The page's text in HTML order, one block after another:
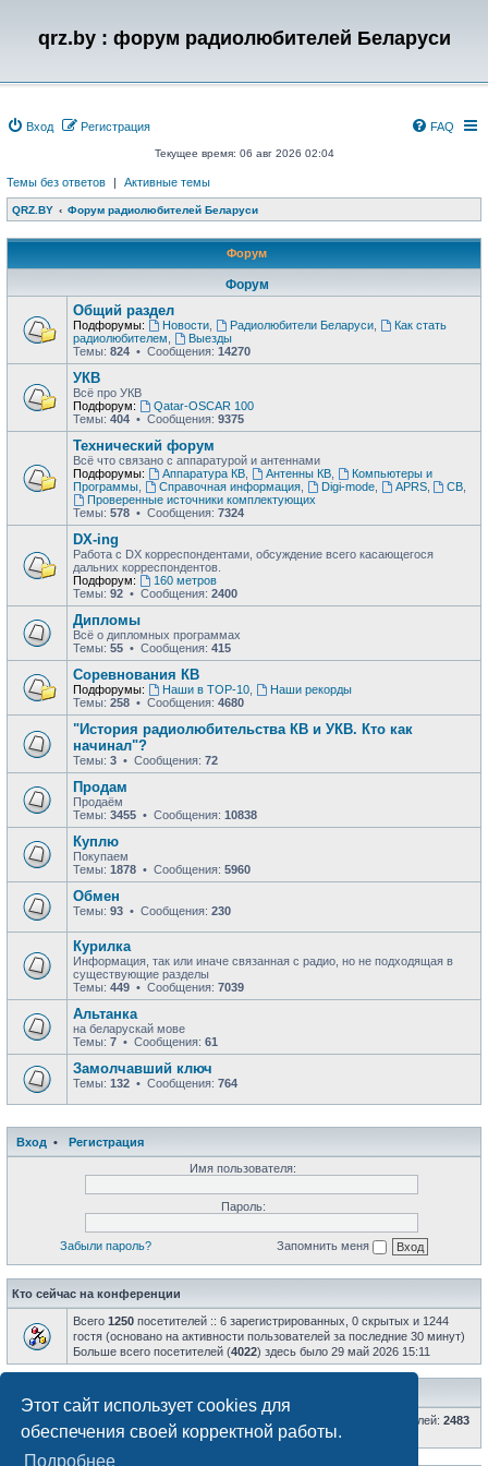
Этот сайт использует cookies для
обеспечения своей корректной работы.
Подробнее
qrz.by : форум радиолюбителей Беларуси
Вход Регистрация FAQ
Текущее время: 06 авг 2026 02:04
Темы без ответов | Активные темы
QRZ.BY Форум радиолюбителей Беларуси
Форум
Форум
Общий раздел
Подфорумы: Новости, Радиолюбители Беларуси,
Как стать
радиолюбителем
Выезды
Темы: 824 • Сообщения: 14270
УКВ
Всё про УКВ
Подфорум:
Qatar-OSCAR 100
Темы: 404 • Сообщения: 9375
Технический форум
Всё что связано с аппаратурой и антеннами
Подфорумы:
Аппаратура КВ, Антенны КВ,
Компьютеры и
Программы
Справочная информация, Digi-mode, APRS, CB
Проверенные источники комплектующих
Темы: 578 • Сообщения: 7324
DX-ing
Работа с DX корреспондентами, обсуждение всего касающегося
дальних корреспондентов.
Подфорум:
160 метров
Темы: 92 • Сообщения: 2400
Дипломы
Всё о дипломных программах
Темы: 55 • Сообщения: 415
Соревнования КВ
Подфорумы: Наши в ТОР-10,
Наши рекорды
Темы: 258 • Сообщения: 4680
"История радиолюбительства КВ и УКВ. Кто как
начинал"?
Темы: 3 • Сообщения: 72
Продам
Продаём
Темы: 3455 • Сообщения: 10838
Куплю
Покупаем
Темы: 1878 • Сообщения: 5960
Обмен
Темы: 93 • Сообщения: 230
Курилка
Информация, так или иначе связанная с радио, но не подходящая в
существующие разделы
Темы: 449 • Сообщения: 7039
Альтанка
на беларускай мове
Темы: 7 • Сообщения: 61
Замолчавший ключ
Темы: 132 • Сообщения: 764
Вход •
Регистрация
Имя пользователя:
Пароль:
Забыли пароль? Запомнить меня
Кто сейчас на конференции
Всего 1250 посетителей :: 6 зарегистрированных, 0 скрытых и 1244
гостя (основано на активности пользователей за последние 30 минут)
Больше всего посетителей (4022) здесь было 29 май 2026 15:11
• Всего пользователей: 2483
• Новый пользователь: AlexRKR